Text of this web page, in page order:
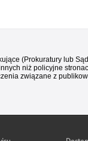
(Prokuratury lub
niż policyjne
związane z